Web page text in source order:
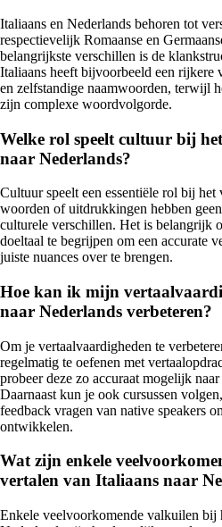
Italiaans en Nederlands behoren tot
respectievelijk Romaanse en
belangrijkste verschillen is de
Italiaans heeft bijvoorbeeld een
en zelfstandige naamwoorden, terwijl
zijn complexe woordvolgorde.
Welke rol speelt cultuur bij
naar Nederlands?
Cultuur speelt een essentiële rol bij
woorden of uitdrukkingen hebben
culturele verschillen. Het is belangrijk
doeltaal te begrijpen om een accurate
juiste nuances over te brengen.
Hoe kan ik mijn
naar Nederlands verbeteren?
Om je vertaalvaardigheden te
regelmatig te oefenen met
probeer deze zo accuraat mogelijk
Daarnaast kun je ook cursussen
feedback vragen van native speakers
ontwikkelen.
Wat zijn enkele
vertalen van Italiaans naar
Enkele veelvoorkomende valkuilen bij